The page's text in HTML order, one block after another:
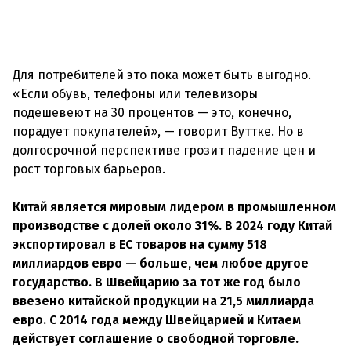
Для потребителей это пока может быть выгодно.
«Если обувь, телефоны или телевизоры
подешевеют на 30 процентов — это, конечно,
порадует покупателей», — говорит Вуттке. Но в
долгосрочной перспективе грозит падение цен и
рост торговых барьеров.
Китай является мировым лидером в промышленном
производстве с долей около 31%. В 2024 году Китай
экспортировал в ЕС товаров на сумму 518
миллиардов евро — больше, чем любое другое
государство. В Швейцарию за тот же год было
ввезено китайской продукции на 21,5 миллиарда
евро. С 2014 года между Швейцарией и Китаем
действует соглашение о свободной торговле.